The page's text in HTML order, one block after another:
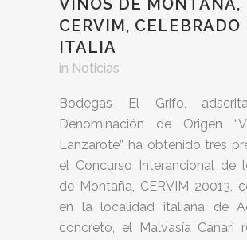
VINOS DE MONTAÑA,
CERVIM, CELEBRADO
ITALIA
in Noticias
Bodegas El Grifo,
Denominación de Origen
Lanzarote”, ha obtenido tres
el Concurso Interancional de
de Montaña, CERVIM 20013,
en la localidad italiana de
concreto, el Malvasía Canari